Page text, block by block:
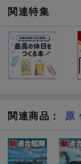
関連特集
関連商品 ： 原